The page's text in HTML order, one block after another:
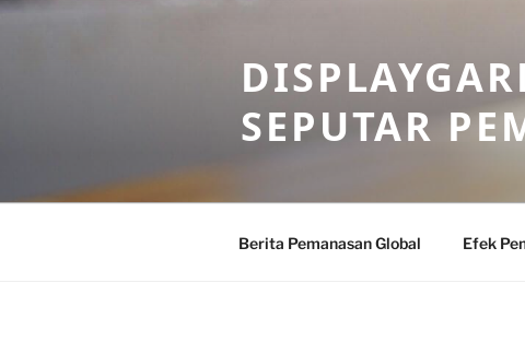
Skip
SEPUTAR
Berita Pemanasan Global Efek